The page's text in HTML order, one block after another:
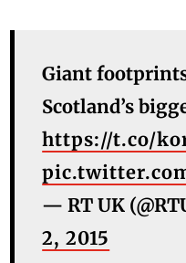
Giant
Scotland’s
https://t.co/
— RT UK
2, 2015